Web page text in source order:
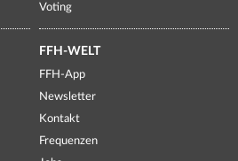
Voting
FFH-WELT
FFH-App
Newsletter
Kontakt
Frequenzen